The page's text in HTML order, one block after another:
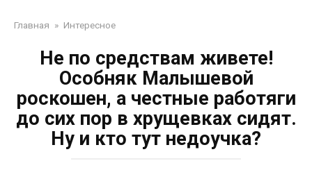
Главная » Интересное
Не по средствам живете!
Особняк Малышевой
роскошен, а честные работяги
до сих пор в хрущевках сидят.
Ну и кто тут недоучка?